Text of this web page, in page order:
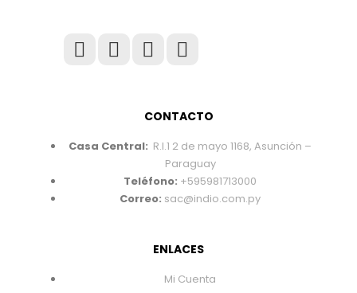
CONTACTO
Casa Central: R.I.1 2 de mayo 1168, Asunción –
Paraguay
Teléfono: +595981713000
Correo: sac@indio.com.py
ENLACES
Mi Cuenta